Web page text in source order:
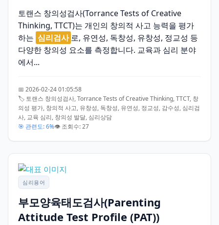
토랜스 창의성검사(Torrance Tests of Creative
Thinking, TTCT)는 개인의 창의적 사고 능력을 평가
하는 심리검사 로, 유연성, 독창성, 유창성, 정교성 등
다양한 창의성 요소를 측정합니다. 교육과 심리 분야
에서...
📅 2026-02-24 01:05:58
🏷️ 토랜스 창의성검사, Torrance Tests of Creative Thinking, TTCT, 창
의성 평가, 창의적 사고, 유창성, 독창성, 유연성, 정교성, 감수성, 심리검
사, 교육 심리, 창의성 발달, 심리상담
🎯 관련도: 6%👁️ 조회수: 27
심리용어
부모양육태도검사(Parenting
Attitude Test Profile (PAT))